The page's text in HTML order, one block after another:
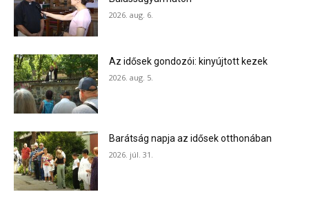
2026. aug. 6.
Az idősek gondozói: kinyújtott kezek
2026. aug. 5.
Barátság napja az idősek otthonában
2026. júl. 31.